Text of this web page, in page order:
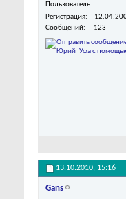
Пользователь
Регистрация
Сообщений
123
13.10.2010, 15:16
Gans